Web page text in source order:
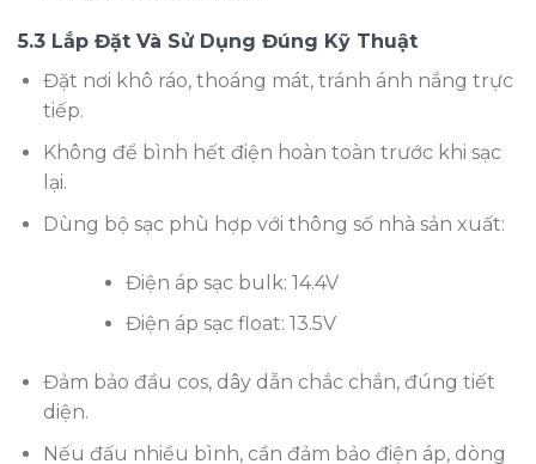
5.3 Lắp Đặt Và Sử Dụng Đúng Kỹ Thuật
Đặt nơi khô ráo, thoáng mát, tránh ánh nắng trực
tiếp.
Không để bình hết điện hoàn toàn trước khi sạc
lại.
Dùng bộ sạc phù hợp với thông số nhà sản xuất:
Điện áp sạc bulk: 14.4V
Điện áp sạc float: 13.5V
Đảm bảo đầu cos, dây dẫn chắc chắn, đúng tiết
diện.
Nếu đấu nhiều bình, cần đảm bảo điện áp, dòng